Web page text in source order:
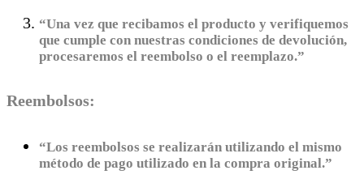
“Una vez que recibamos el producto y verifiquemos
que cumple con nuestras condiciones de devolución,
procesaremos el reembolso o el reemplazo.”
Reembolsos:
“Los reembolsos se realizarán utilizando el mismo
método de pago utilizado en la compra original.”